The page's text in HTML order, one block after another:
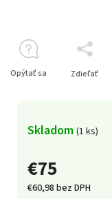
€75
€60,98 bez DPH
Skladom (1 ks)
Opýtať sa Zdieľať